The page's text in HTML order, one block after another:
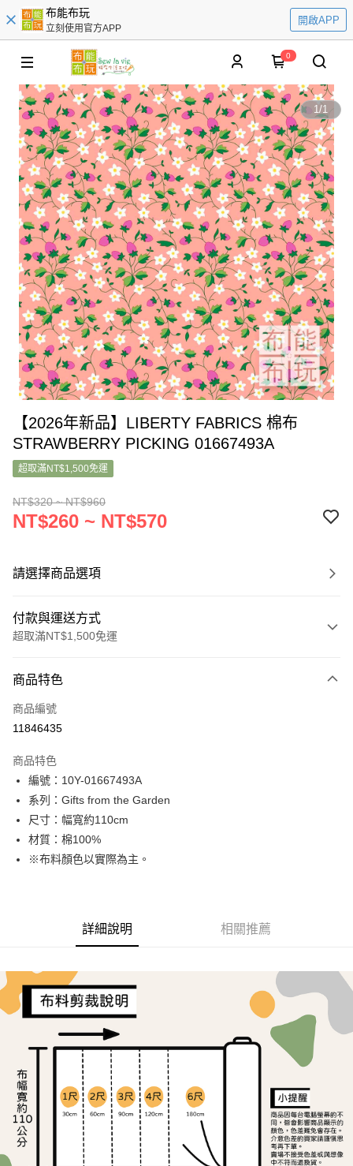
布能布玩
立刻使用官方APP
開啟APP
0
1/1
【2026年新品】LIBERTY FABRICS 棉布
STRAWBERRY PICKING 01667493A
超取滿NT$1,500免運
NT$320 ~ NT$960
NT$260 ~ NT$570
請選擇商品選項
付款與運送方式
超取滿NT$1,500免運
信用卡一次付款
超商取貨付款
Apple Pay
街口支付
Google Pay
AFTEE先享後付
１．簡單：不需註冊會員、不需綁卡、不需儲值。
３．安心：先確認商品／服務後，再付款。
【「AFTEE先享後付」結帳流程】
１．於結帳方式選擇「AFTEE先享後付」後，將跳轉至「AFTEE先享後付」
結帳頁面，進行簡訊認證並確認金額後，即可完成結帳。
２．訂單成立數日內，您將收到繳費通知簡訊。
３．收到繳費通知簡訊後14天內，點擊此簡訊中的連結，可透過四大超商／
ATM／網路銀行／等多元方式進行付款，方視為交易完成。
※ 請注意：結帳手續完成當下不需立刻繳費，但若您需要取消訂單，請聯絡
購買商品的店家。未經商家同意取消之訂單仍視為有效，需透過AFTEE先享
後付繳納相關費用。
※ 交易是否成功請以「AFTEE先享後付 」之結帳頁面顯示為準，若有關於
是否繳費成功／繳費後需取消欲退款等相關疑問，請聯繫「AFTEE先享後付
客戶支援中心」 https://netprotections.freshdesk.com/support/home
全家取貨付款
每筆NT$65，滿NT$1,500(含以上)免運費
每筆NT$65，滿NT$1,500(含以上)免運費
宅配
每筆NT$150，滿NT$1,500(含以上)免運費
離島宅配
每筆NT$240
商品特色
商品編號
11846435
商品特色
編號：10Y-01667493A
系列：Gifts from the Garden
尺寸：幅寬約110cm
材質：棉100%
※布料顏色以實際為主。
詳細說明 相關推薦